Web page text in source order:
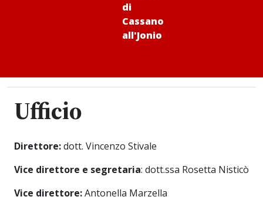
di
Cassano
all'Jonio
Ufficio
Direttore:dott. Vincenzo Stivale
Vice direttore e segretaria: dott.ssa Rosetta Nisticò
Vice direttore:Antonella Marzella